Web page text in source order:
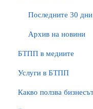
Последните 30 дни
Архив на новини
БTПП в медиите
Услуги в БТПП
Какво ползва